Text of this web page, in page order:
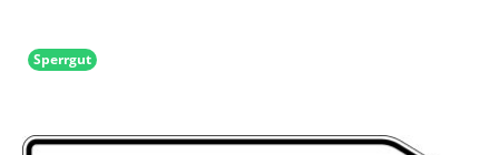
Sperrgut